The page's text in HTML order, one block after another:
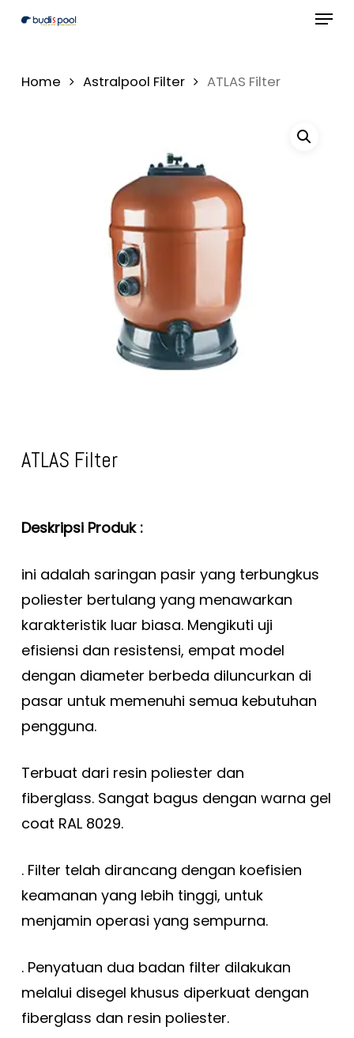
Skip
content
Menu
Home Astralpool Filter ATLAS Filter
ATLAS Filter
Deskripsi Produk :
ini adalah saringan pasir yang terbungkus
poliester bertulang yang menawarkan
karakteristik luar biasa. Mengikuti uji
efisiensi dan resistensi, empat model
dengan diameter berbeda diluncurkan di
pasar untuk memenuhi semua kebutuhan
pengguna.
Terbuat dari resin poliester dan
fiberglass. Sangat bagus dengan warna gel
coat RAL 8029.
. Filter telah dirancang dengan koefisien
keamanan yang lebih tinggi, untuk
menjamin operasi yang sempurna.
. Penyatuan dua badan filter dilakukan
melalui disegel khusus diperkuat dengan
fiberglass dan resin poliester.